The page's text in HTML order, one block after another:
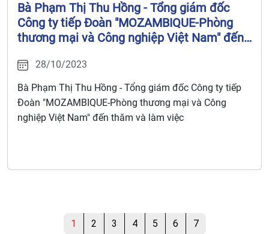
Bà Phạm Thị Thu Hồng - Tổng giám đốc
Công ty tiếp Đoàn "MOZAMBIQUE-Phòng
thương mại và Công nghiệp Việt Nam" đến
28/10/2023
Bà Phạm Thị Thu Hồng - Tổng giám đốc Công ty tiếp
Đoàn "MOZAMBIQUE-Phòng thương mại và Công
nghiệp Việt Nam" đến thăm và làm việc
1 2 3 4 5 6 7